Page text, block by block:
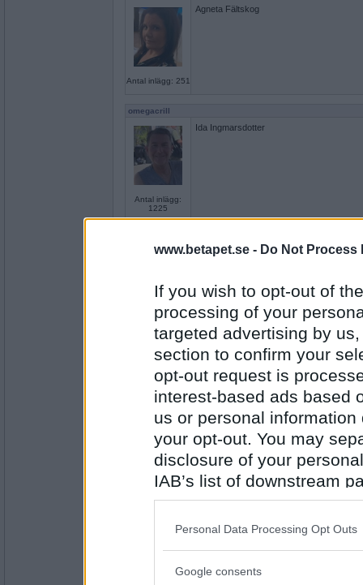
www.betapet.se - Do Not Process
If you wish to opt-out of
processing of your
targeted advertising by
section to confirm your
opt-out request is
interest-based ads based
us or personal
your opt-out. You may
disclosure of your
IAB’s list of downstream
also be disclosed by us
Downstream Participants
Please note that this
Personal Data Processing Opt Outs
Google consents
Antal inlägg: 251
Agneta Fältskog
omegacrill
Antal inlägg:
1225
Ida Ingmarsdotter
Antal inlägg:
3740
Johan Rabeus
Antal inlägg: 8
Noomi Rapace
omegacrill
Antal inlägg: